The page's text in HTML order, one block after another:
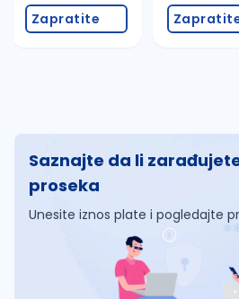
Zapratite
Saznajte da li
proseka
Unesite iznos plate i pogledajte